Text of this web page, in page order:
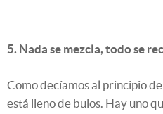
5. Nada se mezcla, todo se
Como decíamos al principio
está lleno de bulos. Hay uno